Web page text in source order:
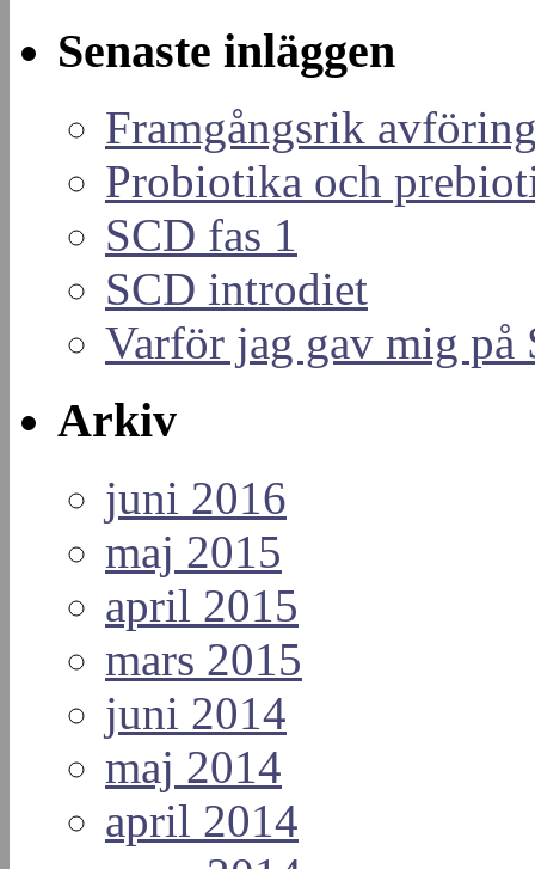
Senaste inläggen
Framgångsrik
Probiotika och
SCD fas 1
SCD introdiet
Varför jag gav mig på
Arkiv
juni 2016
maj 2015
april 2015
mars 2015
juni 2014
maj 2014
april 2014